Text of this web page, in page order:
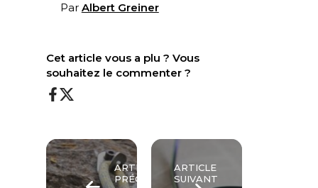
Par Albert Greiner
Cet article vous a plu ? Vous
souhaitez le commenter ?
ARTICLE
PRÉCÉDENT
ARTICLE
SUIVANT